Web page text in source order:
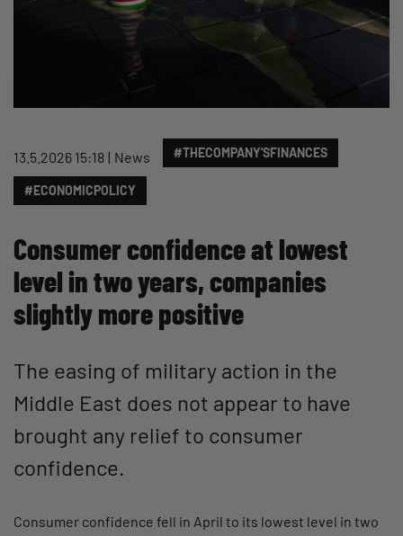
13.5.2026 15:18 News #THECOMPANY'SFINANCES
#ECONOMICPOLICY
Consumer confidence at lowest
level in two years, companies
slightly more positive
The easing of military action in the
Middle East does not appear to have
brought any relief to consumer
confidence.
Consumer confidence fell in April to its lowest level in two